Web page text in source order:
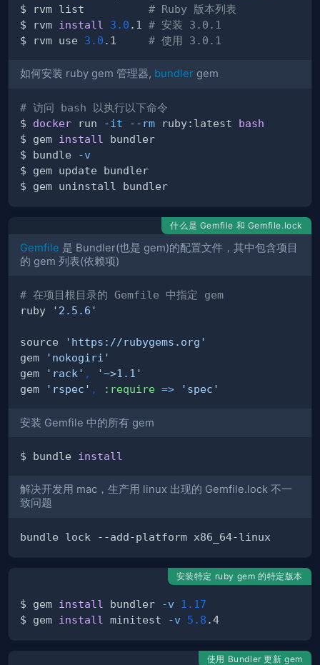
$ rvm list # Ruby 版本列表
$ rvm install 3.0 .1 # 安装 3.0.1
$ rvm use 3.0 .1 # 使用 3.0.1
如何安装 ruby gem 管理器, bundler gem
# 访问 bash 以执行以下命令
$ docker run -it --rm ruby:latest bash
$ gem install
$ bundle
-v
什么是 Gemfile 和 Gemfile.lock
Gemfile 是 Bundler(也是 gem)的配置文件，其中包含项目
的 gem 列表(依赖项)
# 在项目根目录的 Gemfile 中指定 gem
ruby
'2.5.6'
source
'https://rubygems.org'
gem
'nokogiri'
gem
'rack' ,
'~>1.1'
gem
'rspec' , :require => 'spec'
安装 Gemfile 中的所有 gem
$ bundle install
解决开发用 mac，生产用 linux 出现的 Gemfile.lock 不一
致问题
安装特定 ruby gem 的特定版本
$ gem install bundler -v
1.17
$ gem install minitest -v 5.8
使用 Bundler 更新 gem